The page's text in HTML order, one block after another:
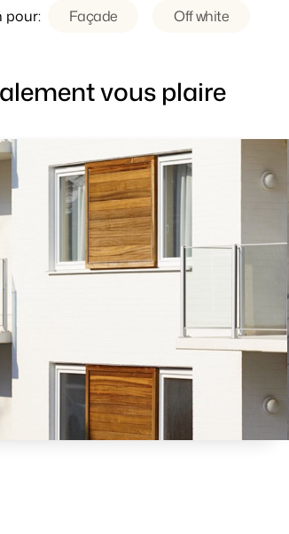
pour: Façade Off white
vous plaire